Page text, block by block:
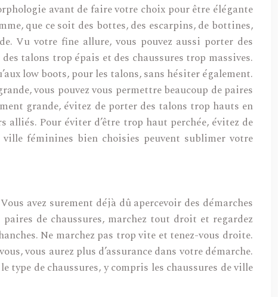
avant de faire votre choix pour être élégante
que ce soit des bottes, des escarpins, de bottines,
Vu votre fine allure, vous pouvez aussi porter des
talons trop épais et des chaussures trop massives.
low boots, pour les talons, sans hésiter également.
vous pouvez vous permettre beaucoup de paires
grande, évitez de porter des talons trop hauts en
alliés. Pour éviter d’être trop haut perchée, évitez de
féminines bien choisies peuvent sublimer votre
avez surement déjà dû apercevoir des démarches
de chaussures, marchez tout droit et regardez
Ne marchez pas trop vite et tenez-vous droite.
vous aurez plus d’assurance dans votre démarche.
type de chaussures, y compris les chaussures de ville